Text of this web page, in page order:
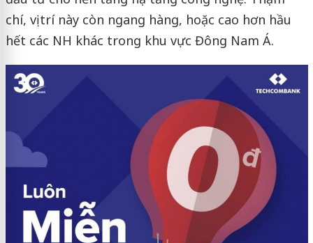
chí, vị trí này còn ngang hàng, hoặc cao hơn hầu
hết các NH khác trong khu vực Đông Nam Á.